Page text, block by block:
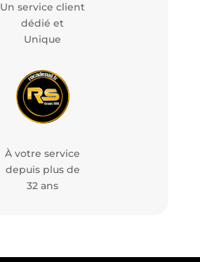
Un service client
dédié et
Unique
À votre service
depuis plus de
32 ans